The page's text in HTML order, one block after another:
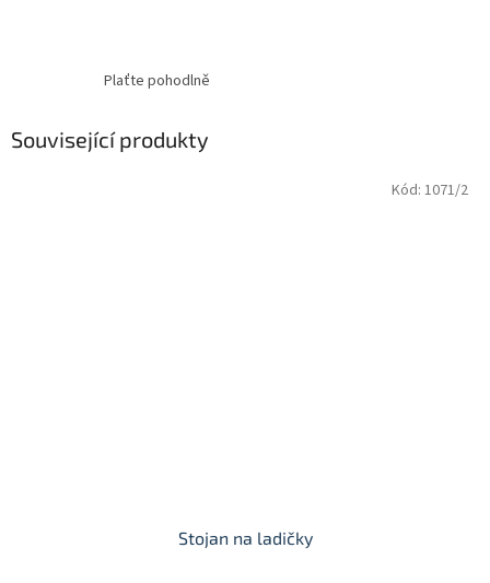
Plaťte pohodlně
Související produkty
Stojan na ladičky
Kód: 1071/2